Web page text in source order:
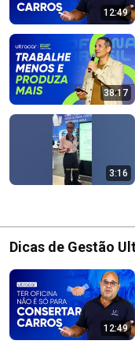
12:49
38:17
3:16
Dicas de Gestão
12:49